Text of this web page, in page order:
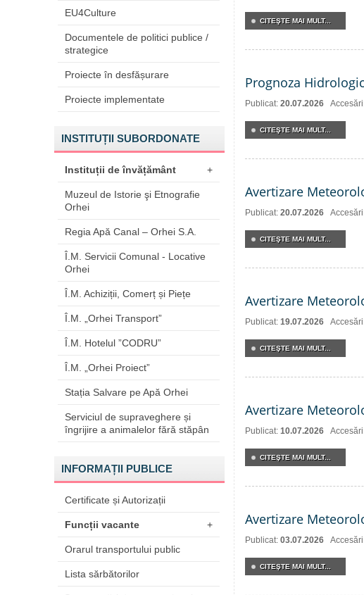
EU4Culture
Documentele de politici publice /
strategice
Proiecte în desfășurare
Proiecte implementate
INSTITUȚII SUBORDONATE
Instituții de învățământ +
Muzeul de Istorie şi Etnografie
Orhei
Regia Apă Canal – Orhei S.A.
Î.M. Servicii Comunal - Locative
Orhei
Î.M. Achiziții, Comerț și Piețe
Î.M. „Orhei Transport”
Î.M. Hotelul ”CODRU”
Î.M. „Orhei Proiect”
Stația Salvare pe Apă Orhei
Serviciul de supraveghere și
îngrijire a animalelor fără stăpân
INFORMAȚII PUBLICE
Certificate și Autorizații
Funcții vacante +
Orarul transportului public
Lista sărbătorilor
CITEŞTE MAI MULT...
Prognoza
Publicat: 20.07.2026
CITEŞTE MAI MULT...
Avertizare
Publicat: 20.07.2026
CITEŞTE MAI MULT...
Avertizare
Publicat: 19.07.2026
CITEŞTE MAI MULT...
Avertizare
Publicat: 10.07.2026
CITEŞTE MAI MULT...
Avertizare
Publicat: 03.07.2026
CITEŞTE MAI MULT...